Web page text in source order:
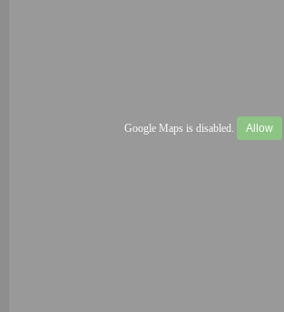
Google Maps is disabled. Allow